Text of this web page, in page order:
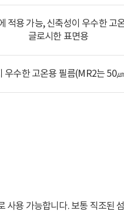
적용 가능, 신축성이 우수한 고
글로시한 표면용
우수한 고온용 필름(MR2는 50
사용 가능합니다. 보통 직조된